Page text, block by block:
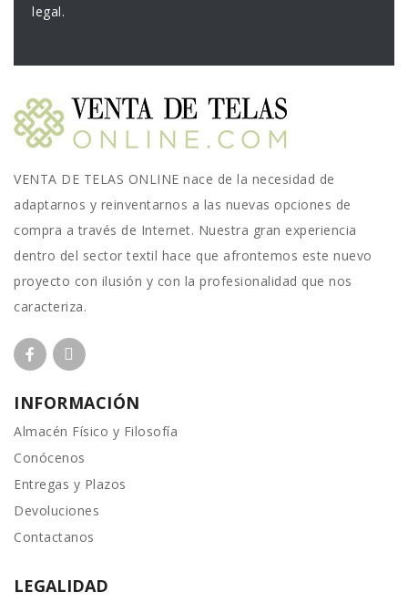
legal.
VENTA DE TELAS ONLINE nace de la necesidad de
adaptarnos y reinventarnos a las nuevas opciones de
compra a través de Internet. Nuestra gran experiencia
dentro del sector textil hace que afrontemos este nuevo
proyecto con ilusión y con la profesionalidad que nos
caracteriza.
INFORMACIÓN
Almacén Físico y Filosofía
Conócenos
Entregas y Plazos
Devoluciones
Contactanos
LEGALIDAD